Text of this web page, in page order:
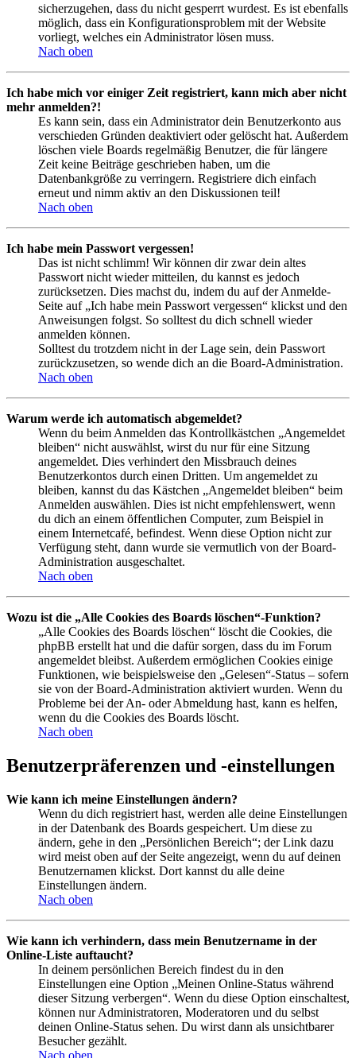
sicherzugehen, dass du nicht gesperrt wurdest. Es ist ebenfalls
möglich, dass ein Konfigurationsproblem mit der Website
vorliegt, welches ein Administrator lösen muss.
Nach oben
Ich habe mich vor einiger Zeit registriert, kann mich aber nicht
mehr anmelden?!
Es kann sein, dass ein Administrator dein Benutzerkonto aus
verschieden Gründen deaktiviert oder gelöscht hat. Außerdem
löschen viele Boards regelmäßig Benutzer, die für längere
Zeit keine Beiträge geschrieben haben, um die
Datenbankgröße zu verringern. Registriere dich einfach
erneut und nimm aktiv an den Diskussionen teil!
Nach oben
Ich habe mein Passwort vergessen!
Das ist nicht schlimm! Wir können dir zwar dein altes
Passwort nicht wieder mitteilen, du kannst es jedoch
zurücksetzen. Dies machst du, indem du auf der Anmelde-
Seite auf „Ich habe mein Passwort vergessen“ klickst und den
Anweisungen folgst. So solltest du dich schnell wieder
anmelden können.
Solltest du trotzdem nicht in der Lage sein, dein Passwort
zurückzusetzen, so wende dich an die Board-Administration.
Nach oben
Warum werde ich automatisch abgemeldet?
Wenn du beim Anmelden das Kontrollkästchen „Angemeldet
bleiben“ nicht auswählst, wirst du nur für eine Sitzung
angemeldet. Dies verhindert den Missbrauch deines
Benutzerkontos durch einen Dritten. Um angemeldet zu
bleiben, kannst du das Kästchen „Angemeldet bleiben“ beim
Anmelden auswählen. Dies ist nicht empfehlenswert, wenn
du dich an einem öffentlichen Computer, zum Beispiel in
einem Internetcafé, befindest. Wenn diese Option nicht zur
Verfügung steht, dann wurde sie vermutlich von der Board-
Administration ausgeschaltet.
Nach oben
Wozu ist die „Alle Cookies des Boards löschen“-Funktion?
„Alle Cookies des Boards löschen“ löscht die Cookies, die
phpBB erstellt hat und die dafür sorgen, dass du im Forum
angemeldet bleibst. Außerdem ermöglichen Cookies einige
Funktionen, wie beispielsweise den „Gelesen“-Status – sofern
sie von der Board-Administration aktiviert wurden. Wenn du
Probleme bei der An- oder Abmeldung hast, kann es helfen,
wenn du die Cookies des Boards löscht.
Nach oben
Benutzerpräferenzen und -einstellungen
Wie kann ich meine Einstellungen ändern?
Wenn du dich registriert hast, werden alle deine Einstellungen
in der Datenbank des Boards gespeichert. Um diese zu
ändern, gehe in den „Persönlichen Bereich“; der Link dazu
wird meist oben auf der Seite angezeigt, wenn du auf deinen
Benutzernamen klickst. Dort kannst du alle deine
Einstellungen ändern.
Nach oben
Wie kann ich verhindern, dass mein Benutzername in der
Online-Liste auftaucht?
In deinem persönlichen Bereich findest du in den
Einstellungen eine Option „Meinen Online-Status während
dieser Sitzung verbergen“. Wenn du diese Option einschaltest,
können nur Administratoren, Moderatoren und du selbst
deinen Online-Status sehen. Du wirst dann als unsichtbarer
Besucher gezählt.
Nach oben